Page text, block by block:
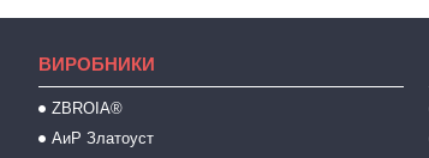
ВИРОБНИКИ
ZBROIA®
АиР Златоуст